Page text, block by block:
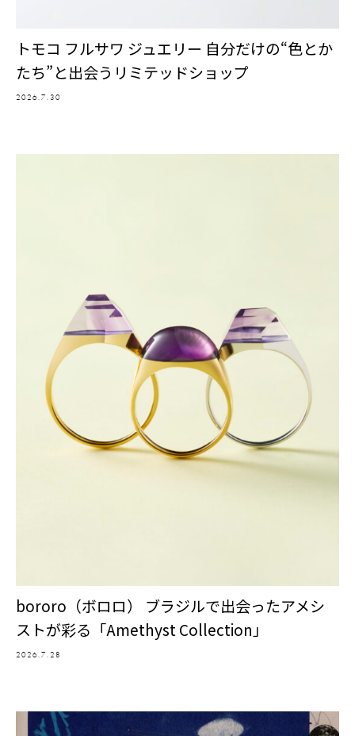
トモコ フルサワ ジュエリー 自分だけの“色とか
たち”と出会うリミテッドショップ
2026.7.30
bororo（ボロロ） ブラジルで出会ったアメシ
ストが彩る「Amethyst Collection」
2026.7.28